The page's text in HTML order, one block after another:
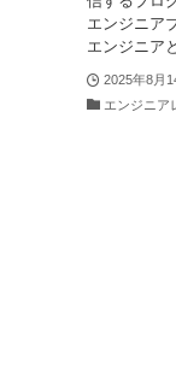
エンジニア
エンジニア
2025年8月
エンジニア